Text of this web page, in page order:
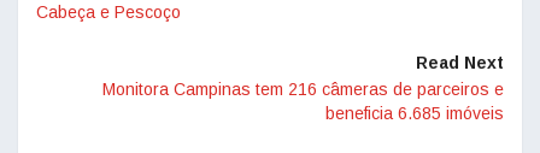
Cabeça e Pescoço
Read Next
Monitora Campinas tem 216 câmeras de parceiros e
beneficia 6.685 imóveis